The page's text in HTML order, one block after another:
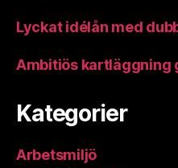
Lyckat idélån med
Ambitiös kartläggning
Kategorier
Arbetsmiljö